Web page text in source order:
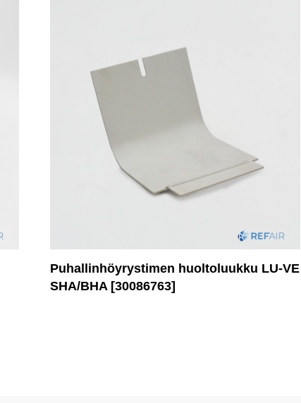
Puhallinhöyrystimen huoltoluukku LU-VE
SHA/BHA [30086763]